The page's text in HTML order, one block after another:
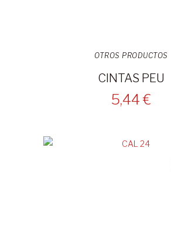
OTROS PRODUCTOS
CINTAS PEU
5,44 €